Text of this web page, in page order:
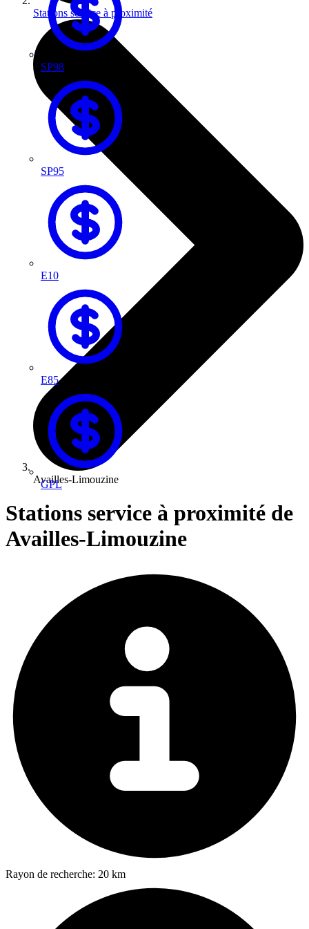
SP98
SP95
E10
E85
GPL
Stations service à proximité
Availles-Limouzine
Stations service à proximité de
Availles-Limouzine
Rayon de recherche: 20 km